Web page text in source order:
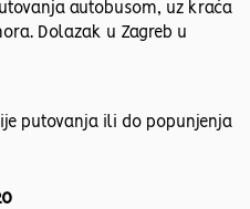
autobusom, uz kraća
Dolazak u Zagreb u
putovanja ili do popunjenja